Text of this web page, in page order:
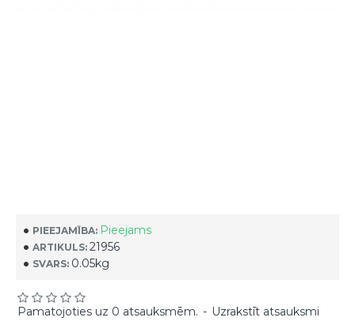
PIEEJAMĪBA: Pieejams
ARTIKULS: 21956
SVARS: 0.05kg
Pamatojoties uz 0 atsauksmēm. - Uzrakstīt atsauksmi